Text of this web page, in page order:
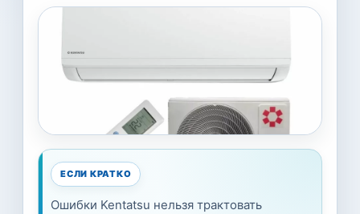
ЕСЛИ КРАТКО
Ошибки Kentatsu нельзя трактовать